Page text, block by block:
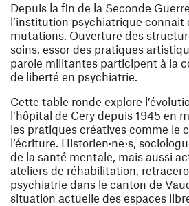
Depuis la fin de la Seconde
l’institution psychiatrique connait
mutations. Ouverture des
soins, essor des pratiques
parole militantes participent à la
de liberté en psychiatrie.
Cette table ronde explore
l’hôpital de Cery depuis 1945 en
les pratiques créatives comme le
l’écriture. Historien·ne·s,
de la santé mentale, mais aussi
ateliers de réhabilitation,
psychiatrie dans le canton de
situation actuelle des espaces